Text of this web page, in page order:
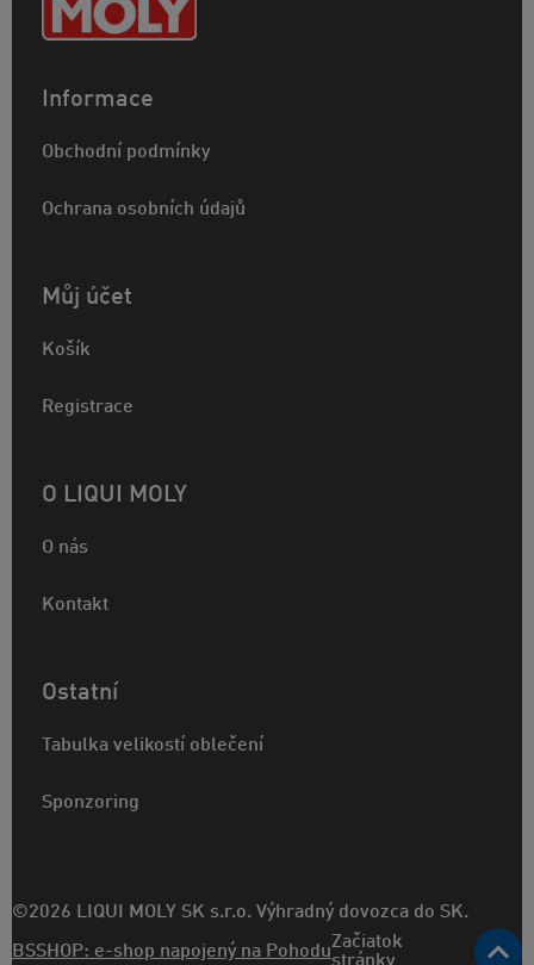
Informace
Obchodní podmínky
Ochrana osobních údajů
Můj účet
Košík
Registrace
O LIQUI MOLY
O nás
Kontakt
Ostatní
Tabulka velikostí oblečení
Sponzoring
©2026 LIQUI MOLY SK s.r.o. Výhradný dovozca do SK.
BSSHOP: e-shop napojený na PohoduZačiatok